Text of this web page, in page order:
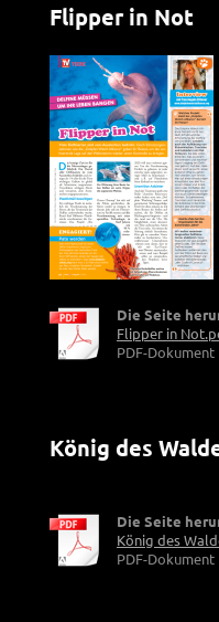
Flipper in Not
Die Seite
Flipper in
PDF-Dokument
König des
Die Seite
König des
PDF-Dokument